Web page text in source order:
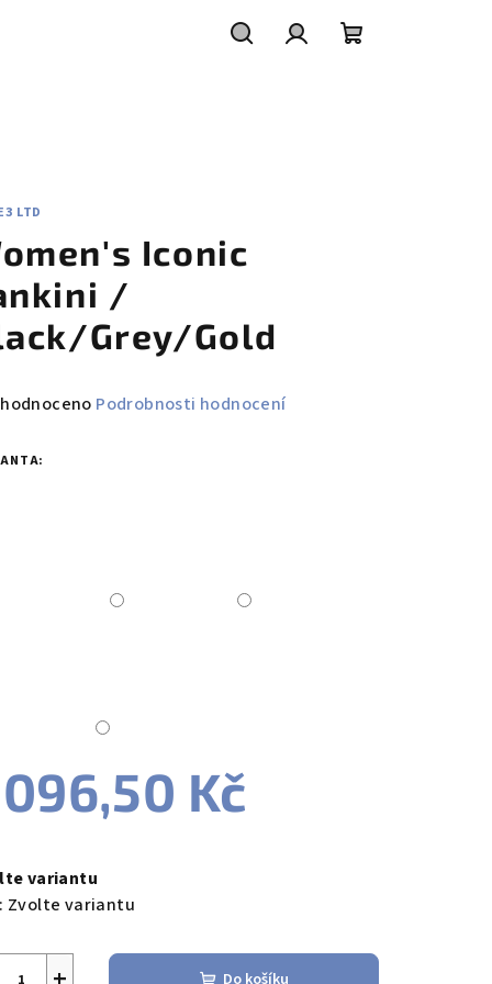
LTD
Iconic
/
Grey/Gold
Podrobnosti hodnocení
Kč
variantu
Zvolte variantu
Do košíku